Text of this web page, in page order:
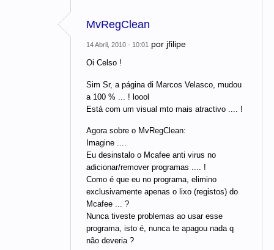
MvRegClean
14 Abril, 2010 - 10:01 por jfilipe
Oi Celso !
Sim Sr, a página di Marcos Velasco, mudou
a 100 % ... ! loool
Está com um visual mto mais atractivo .... !
Agora sobre o MvRegClean:
Imagine ....
Eu desinstalo o Mcafee anti virus no
adicionar/remover programas .... !
Como é que eu no programa, elimino
exclusivamente apenas o lixo (registos) do
Mcafee ... ?
Nunca tiveste problemas ao usar esse
programa, isto é, nunca te apagou nada q
não deveria ?